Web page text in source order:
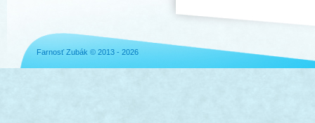
Farnosť Zubák © 2013 - 2026